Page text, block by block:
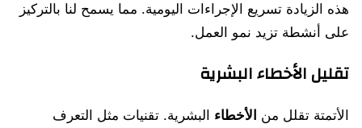
هذه الزيادة تسريع الإجراءات اليومية. مما يسمح لنا بالتركيز
على أنشطة تزيد نمو العمل.
تقليل الأخطاء البشرية
الأتمتة تقلل من الأخطاء البشرية. تقنيات مثل التعرف